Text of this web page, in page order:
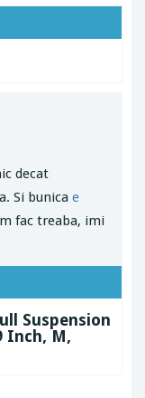
decat
Si bunica e
fac treaba, imi
Suspension
Inch, M,